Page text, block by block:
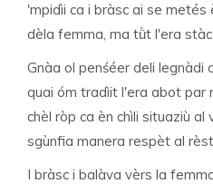
'mpidìi ca i bràsc ai se metés
dèla femma, ma tǜt l'era
Gnàa ol penśéer deli legnàdi
quai óm tradìit l'era abot par
chèl ròp ca èn chìli situaziù al
sgùnfia manera respèt al
I bràsc i balàva vèrs la